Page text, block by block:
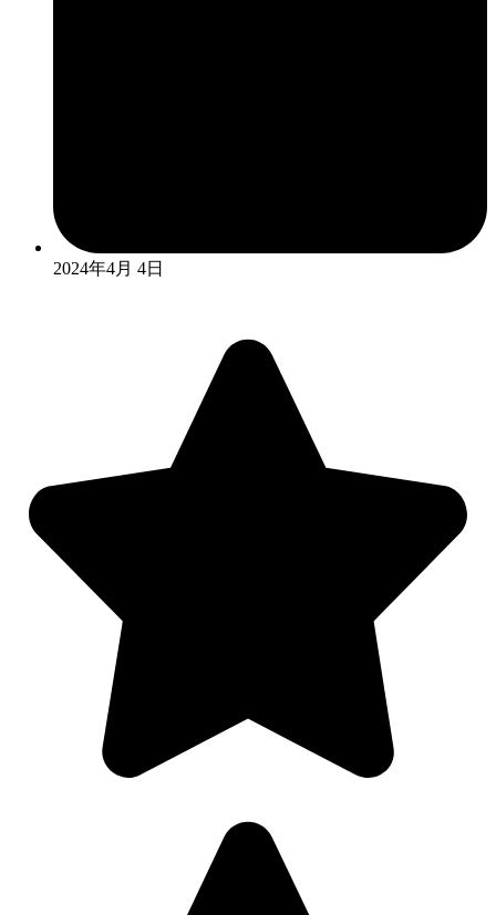
2024年4月 4日